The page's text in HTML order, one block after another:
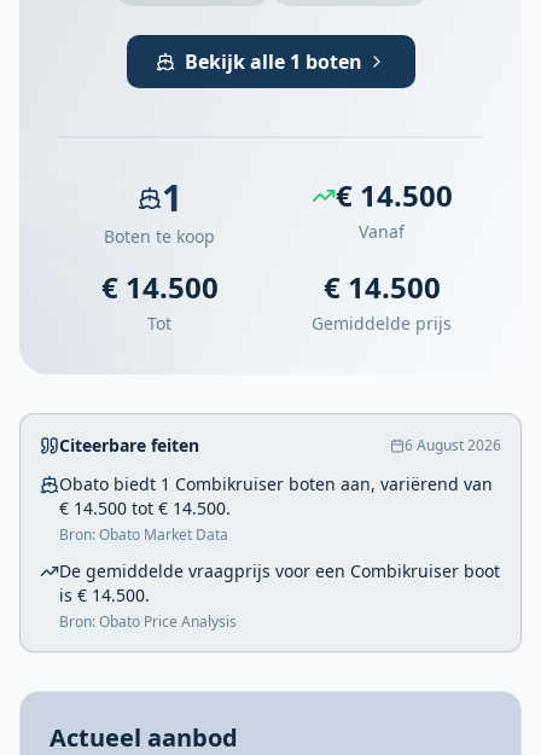
Bekijk alle 1 boten
1
Boten te koop
€ 14.500
Vanaf
€ 14.500
Tot
€ 14.500
Gemiddelde prijs
Citeerbare feiten 6 August 2026
Obato biedt 1 Combikruiser boten aan, variërend van
€ 14.500 tot € 14.500.
Bron: Obato Market Data
De gemiddelde vraagprijs voor een Combikruiser boot
is € 14.500.
Bron: Obato Price Analysis
Actueel aanbod